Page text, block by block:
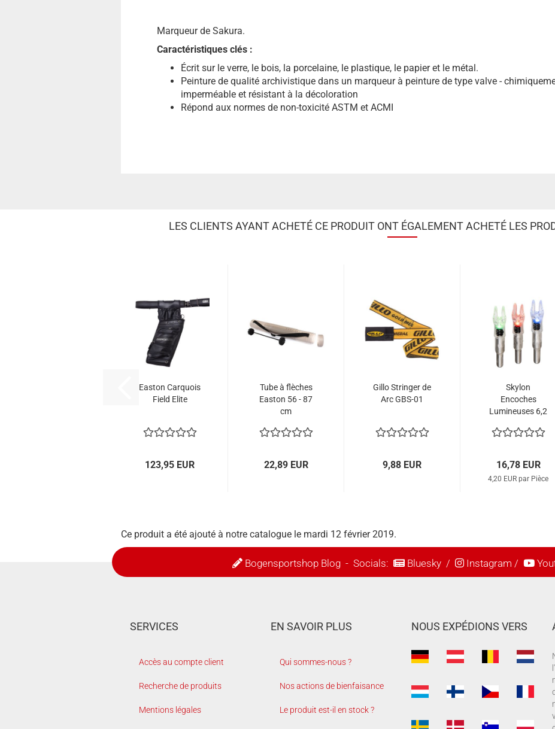
Marqueur de Sakura.
Caractéristiques clés :
Écrit sur le verre, le bois, la porcelaine, le plastique, le papier et le métal.
Peinture de qualité archivistique dans un marqueur à peinture de type valve -
imperméable et résistant à la décoloration
Répond aux normes de non-toxicité ASTM et ACMI
LES CLIENTS AYANT ACHETÉ CE PRODUIT ONT ÉGALEMENT ACHETÉ LES
Easton Carquois
Field Elite
123,95 EUR
Tube à flèches
Easton 56 - 87
cm
22,89 EUR
Gillo Stringer de
Arc GBS-01
9,88 EUR
Skylon
Encoches
Lumineuses 6,2
4)
16,78 EUR
4,20 EUR par Pièce
Ce produit a été ajouté à notre catalogue le mardi 12 février 2019.
Bogensportshop Blog- Socials: Bluesky/ Instagram /
SERVICES
Accès au compte client
Recherche de produits
Mentions légales
EN SAVOIR PLUS
Qui sommes-nous ?
Nos actions de bienfaisance
Le produit est-il en stock ?
NOUS EXPÉDIONS VERS